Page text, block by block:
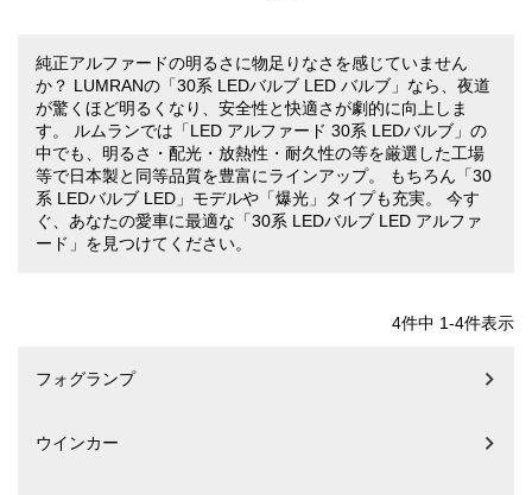
純正アルファードの明るさに物足りなさを感じていません
か？ LUMRANの「30系 LEDバルブ LED バルブ」なら、夜道
が驚くほど明るくなり、安全性と快適さが劇的に向上しま
す。 ルムランでは「LED アルファード 30系 LEDバルブ」の
中でも、明るさ・配光・放熱性・耐久性の等を厳選した工場
等で日本製と同等品質を豊富にラインアップ。 もちろん「30
系 LEDバルブ LED」モデルや「爆光」タイプも充実。 今す
ぐ、あなたの愛車に最適な「30系 LEDバルブ LED アルファ
ード」を見つけてください。
4件中 1-4件表示
フォグランプ
ウインカー